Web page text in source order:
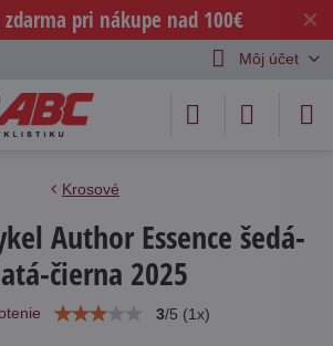
✕
zdarma pri nákupe nad 100€
Môj účet
Krosové
Author Essence šedá-
čierna 2025
3/5 (1x)